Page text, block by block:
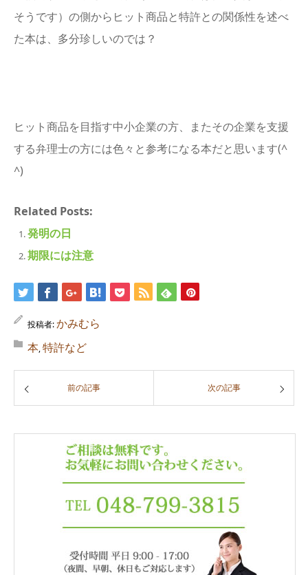
そうです）の側からヒット商品と特許との関係性を述べ
た本は、多分珍しいのでは？
ヒット商品を目指す中小企業の方、またその企業を支援
する弁理士の方には色々と参考になる本だと思います(^
^)
Related Posts:
発明の日
期限には注意
投稿者:かみむら
本,特許など
前の記事 次の記事